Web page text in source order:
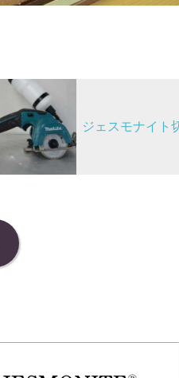
ジェスモナイト